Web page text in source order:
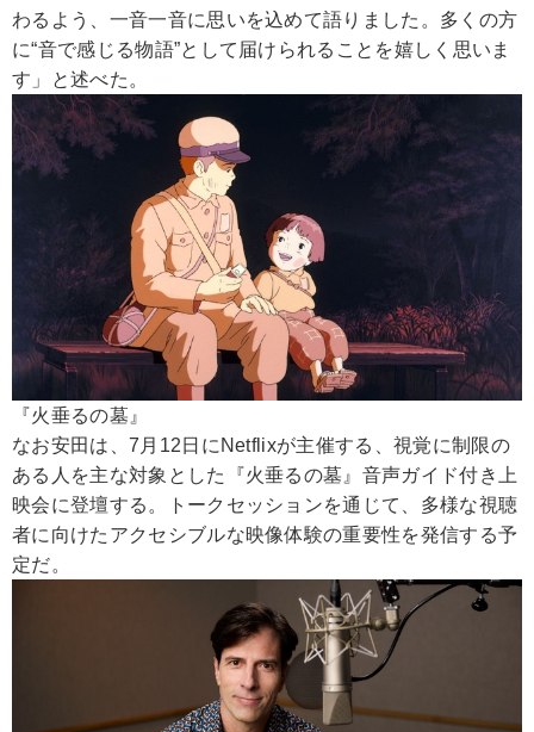
わるよう、一音一音に思いを込めて語りました。多くの方
に“音で感じる物語”として届けられることを嬉しく思いま
す」と述べた。
『火垂るの墓』
なお安田は、7月12日にNetflixが主催する、視覚に制限の
ある人を主な対象とした『火垂るの墓』音声ガイド付き上
映会に登壇する。トークセッションを通じて、多様な視聴
者に向けたアクセシブルな映像体験の重要性を発信する予
定だ。